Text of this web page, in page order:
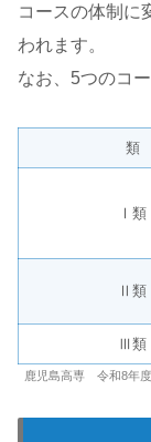
コースの体制に
われます。
なお、5つのコ
類
Ⅰ類
Ⅱ類
Ⅲ類
鹿児島高専 令和8年